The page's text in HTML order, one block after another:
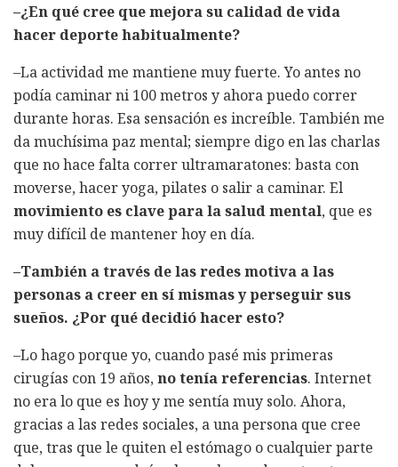
–¿En qué cree que mejora su calidad de vida
hacer deporte habitualmente?
–La actividad me mantiene muy fuerte. Yo antes no
podía caminar ni 100 metros y ahora puedo correr
durante horas. Esa sensación es increíble. También me
da muchísima paz mental; siempre digo en las charlas
que no hace falta correr ultramaratones: basta con
moverse, hacer yoga, pilates o salir a caminar. El
movimiento es clave para la salud mental, que es
muy difícil de mantener hoy en día.
–También a través de las redes motiva a las
personas a creer en sí mismas y perseguir sus
sueños. ¿Por qué decidió hacer esto?
–Lo hago porque yo, cuando pasé mis primeras
cirugías con 19 años,no tenía referencias. Internet
no era lo que es hoy y me sentía muy solo. Ahora,
gracias a las redes sociales, a una persona que cree
que, tras que le quiten el estómago o cualquier parte